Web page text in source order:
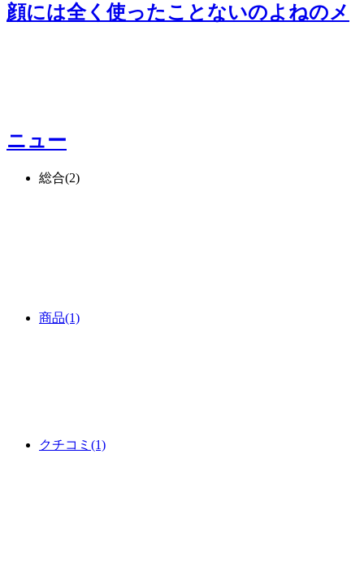
顔には全く使ったことないのよねのメ
ニュー
総合(2)
商品(1)
クチコミ (1)